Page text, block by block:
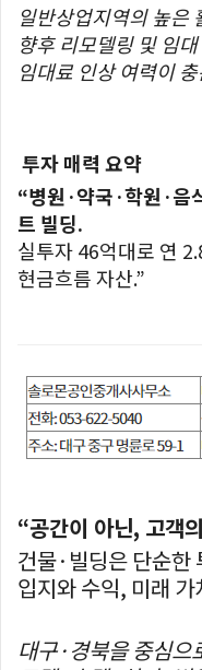
일반상업지역의 높은
향후 리모델링 및 임
임대료 인상 여력이
투자 매력 요약
“병원·약국·학원·음
트 빌딩.
실투자 46억대로 연
현금흐름 자산.”
“공간이 아닌, 고객
건물·빌딩은 단순한
입지와 수익, 미래 가
대구·경북을 중심으